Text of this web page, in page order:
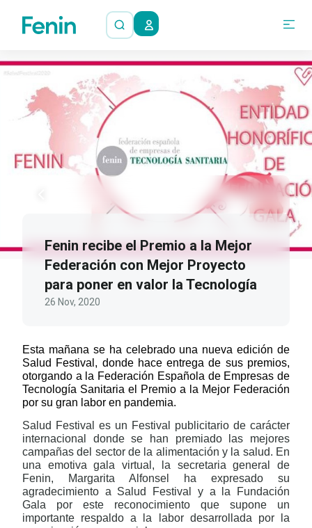
Fenin recibe el Premio a la Mejor
Federación con Mejor Proyecto
para poner en valor la Tecnología
26 Nov, 2020
Esta mañana se ha celebrado una nueva edición de
Salud Festival, donde hace entrega de sus premios,
otorgando a la Federación Española de Empresas de
Tecnología Sanitaria el Premio a la Mejor Federación
por su gran labor en pandemia.
Salud Festival es un Festival publicitario de carácter
internacional donde se han premiado las mejores
campañas del sector de la alimentación y la salud. En
una emotiva gala virtual, la secretaria general de
Fenin, Margarita Alfonsel ha expresado su
agradecimiento a Salud Festival y a la Fundación
Gala por este reconocimiento que supone un
importante respaldo a la labor desarrollada por la